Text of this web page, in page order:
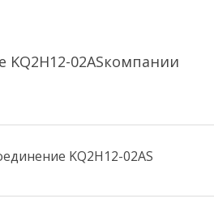
02ASкомпании
KQ2H12-02AS